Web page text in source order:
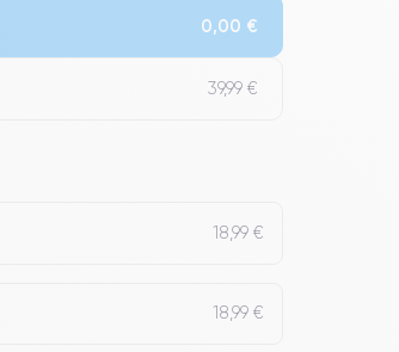
0,00 €
39,99 €
18,99 €
18,99 €